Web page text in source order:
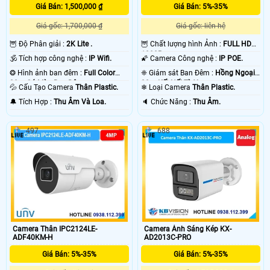
Giá Bán: 1,500,000 ₫
Giá gốc: 1,700,000 ₫
🦉 Độ Phân giải : 2K Lite .
🕉️ Tích hợp công nghệ :
IP Wifi.
❂ Hình ảnh ban đêm : Full Color
30m Có Màu Ban Ðêm.
💦 Cấu Tạo Camera Thân Plastic.
️🔔 Tích Hợp : Thu Âm Và Loa.
Giá Bán: 5%-35%
Giá gốc: liên hệ
🦉 Chất lượng hình Ảnh : FULL HD
1080P .
🌠 Camera Công nghệ :
IP POE.
❈ Giám sát Ban Đêm : Hồng Ngoại
30m Kết Nối Từ Xa.
❄ Loại CameraThân Plastic.
️🔈 Chức Năng :Thu Âm.
Camera Thân IPC2124LE-
ADF40KM-H
Giá Bán: 5%-35%
497
Camera Ánh Sáng Kép KX-
AD2013C-PRO
Giá Bán: 5%-35%
688